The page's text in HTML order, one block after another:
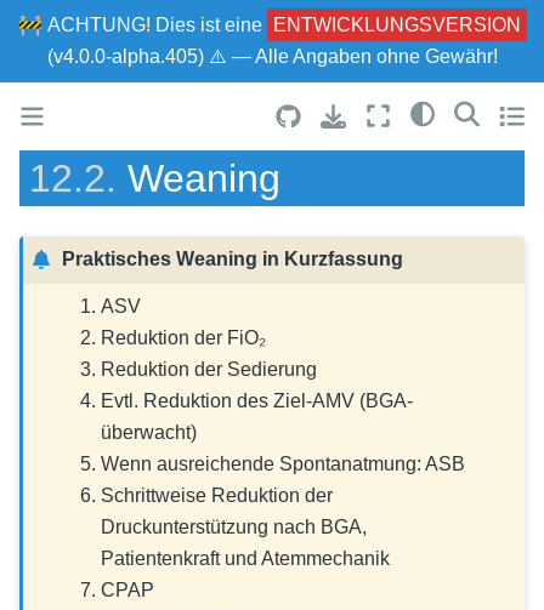
🚧 ACHTUNG! Dies ist eine
ENTWICKLUNGSVERSION
(v4.0.0-alpha.405) ⚠ — Alle Angaben ohne Gewähr!
12.2. Weaning
Praktisches Weaning in Kurzfassung
ASV
Reduktion der FiO₂
Reduktion der Sedierung
Evtl. Reduktion des Ziel-AMV (BGA-
überwacht)
Wenn ausreichende Spontanatmung: ASB
Schrittweise Reduktion der
Druckunterstützung nach BGA,
Patientenkraft und Atemmechanik
CPAP